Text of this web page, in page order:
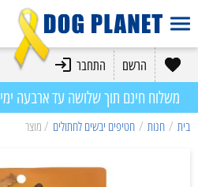
הרשם התחבר
משלוח חינם תוך שלושה עד ארבעה ימי
בית / חנות / חטיפים יבשים לחתולים / מוצר